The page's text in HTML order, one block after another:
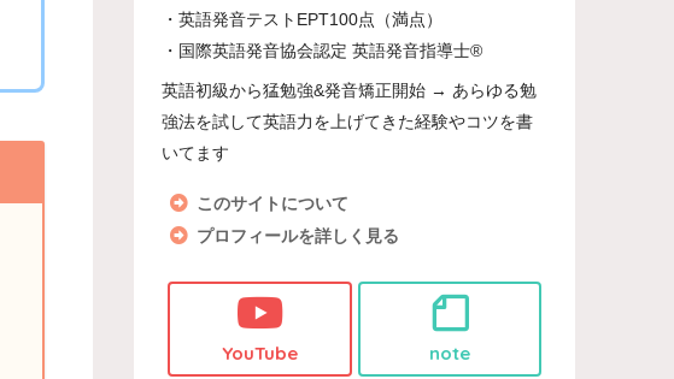
・英語発音テストEPT100点（満点）
・国際英語発音協会認定 英語発音指導士®
英語初級から猛勉強&発音矯正開始 → あらゆる勉
強法を試して英語力を上げてきた経験やコツを書
いてます
このサイトについて
プロフィールを詳しく見る
YouTube note